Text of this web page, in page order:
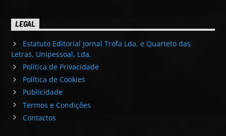
LEGAL
Estatuto Editorial Jornal Trofa Lda. e Quarteto das
Letras, Unipessoal, Lda.
Política de Privacidade
Política de Cookies
Publicidade
Termos e Condições
Contactos